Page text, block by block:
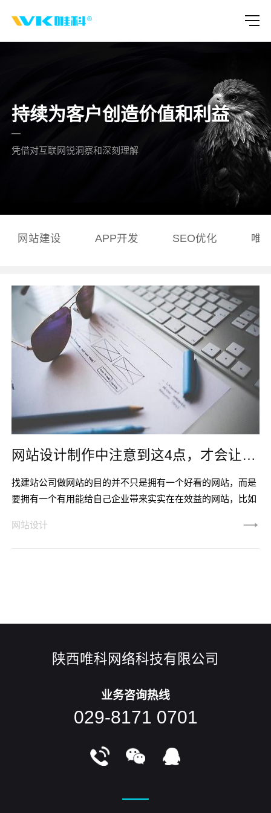
持续为客户创造价值和利益
凭借对互联网锐洞察和深刻理解
网站建设 APP开发 SEO优化 唯
网站设计制作中注意到这4点，才会让访客喜欢！
找建站公司做网站的目的并不只是拥有一个好看的网站，而是
要拥有一个有用能给自己企业带来实实在在效益的网站，比如
订单。而要想让网站拥有这样的作用，就在网站设计制作时就
得注意以下4个关键点了。对此，可能你会说建站公司都是专
网站设计
陕西唯科网络科技有限公司
业务咨询热线
029-8171 0701